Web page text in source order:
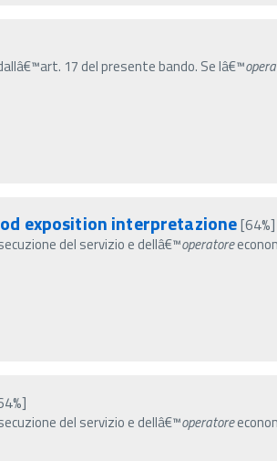
17 del presente bando. Se lâ€™
exposition interpretazione[64%]
del servizio e dellâ€™operatore
del servizio e dellâ€™operatore